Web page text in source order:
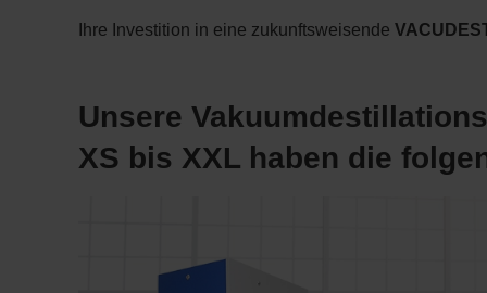
Ihre Investition in eine zukunftsweisende
Unsere
XS bis XXL haben die